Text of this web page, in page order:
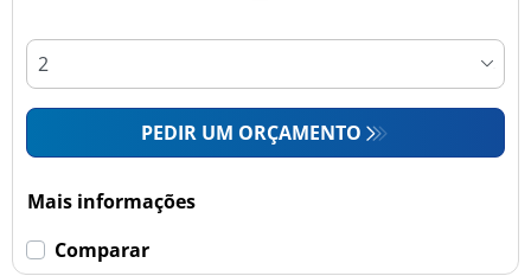
PEDIR UM ORÇAMENTO
Mais informações
Comparar